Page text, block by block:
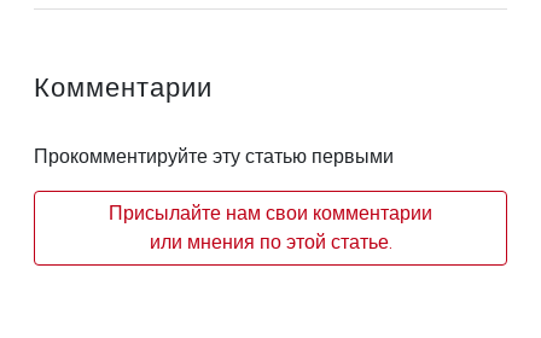
Комментарии
Прокомментируйте эту статью первыми
Присылайте нам свои комментарии
или мнения по этой статье.